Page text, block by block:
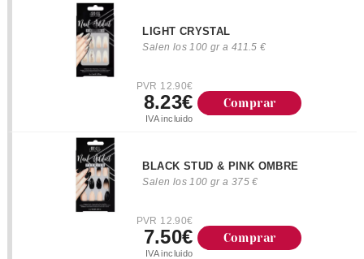
LIGHT CRYSTAL
Salen los 100 gr a 411.5 €
PVR 12.90€
8.23€
IVA incluido
Comprar
BLACK STUD & PINK OMBRE
Salen los 100 gr a 375 €
PVR 12.90€
7.50€
IVA incluido
Comprar